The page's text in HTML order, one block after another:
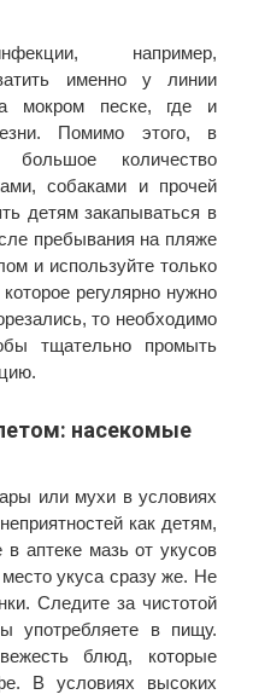
например,
именно у линии
мокром песке, где и
Помимо этого, в
количество
собаками и прочей
детям закапываться в
пребывания на пляже
и используйте только
регулярно нужно
то необходимо
тщательно промыть
насекомые
или мухи в условиях
как детям,
аптеке мазь от укусов
укуса сразу же. Не
Следите за чистотой
употребляете в пищу.
блюд, которые
В условиях высоких